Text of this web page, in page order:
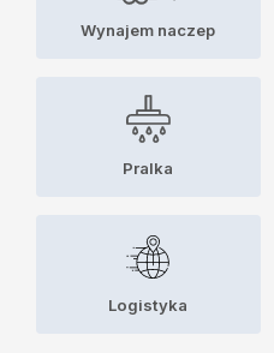
Wynajem naczep
Pralka
Logistyka